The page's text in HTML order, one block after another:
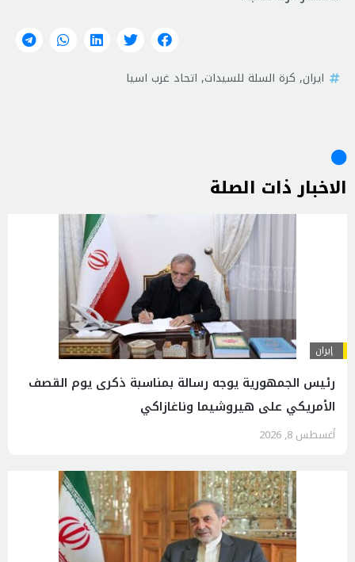
ايران, كرة السلة للسيدات, اتحاد غرب اسيا
الاخبار ذات الصلة
إيران
رئیس الجمهوریة يوجه رسالة بمناسبة ذكرى يوم القصف
الأمريكي على هيروشيما وناغازاكي
أغسطس 8, 2026